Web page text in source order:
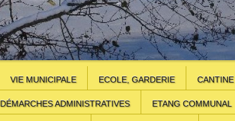
VIE MUNICIPALE ECOLE, GARDERIE CANTINE
DÉMARCHES ADMINISTRATIVES ETANG COMMUNAL